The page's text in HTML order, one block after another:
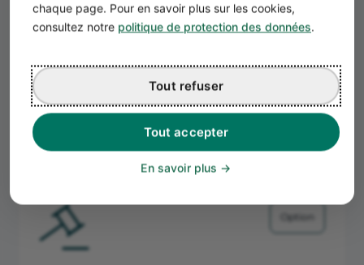
chaque page. Pour en savoir plus sur les cookies,
consultez notre politique de protection des données.
Tout accepter
Tout refuser
En savoir plus
Option
Des assurances en + pour + de sécurité
Garantie de revenus, panne de matériel ou
problème de livraison.
Option